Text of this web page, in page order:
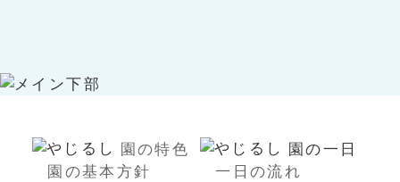
園の特色
園の基本方針
園の一日
一日の流れ